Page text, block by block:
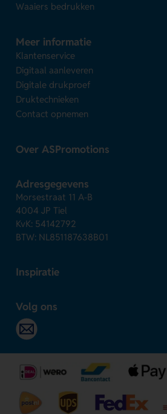
Waaiers bedrukken
Meer informatie
Klantenservice
Digitaal aanleveren
Digitale drukproef
Druktechnieken
Contact opnemen
Over ASPromotions
Adresgegevens
Morsestraat 11 A-B
4004 JP Tiel
KvK: 54142792
BTW: NL851187638B01
Inspiratie
Volg ons